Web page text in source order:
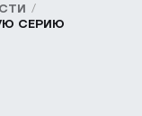
СЕРИЮ